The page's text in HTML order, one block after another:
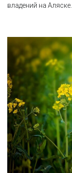
владений на Аляске.